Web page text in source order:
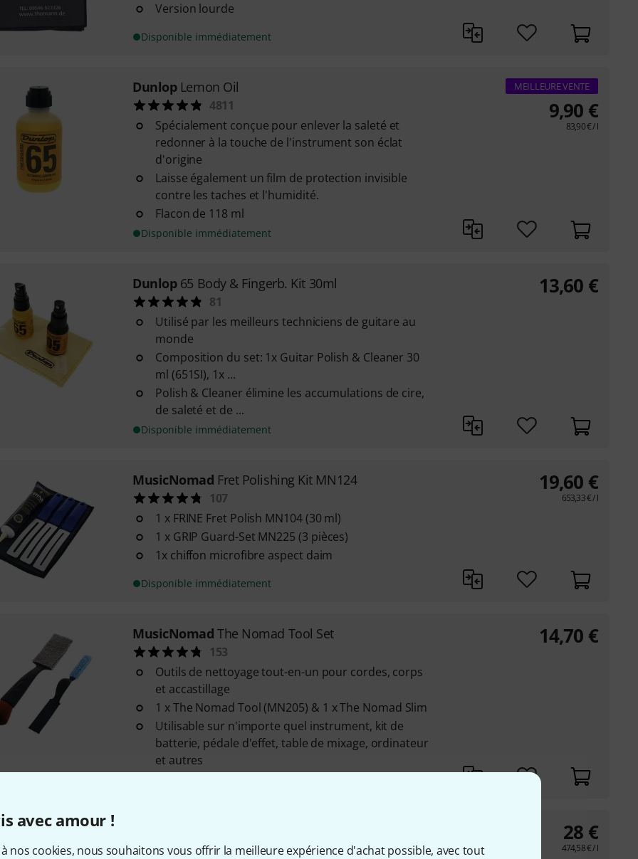
avec amour !
nos cookies, nous souhaitons vous offrir la meilleure expérience d'achat possible, avec tout
Version lourde
Disponible immédiatement
Dunlop Lemon Oil
4811
Spécialement conçue pour enlever la saleté et
redonner à la touche de l'instrument son éclat
d'origine
Laisse également un film de protection invisible
contre les taches et l'humidité.
Flacon de 118 ml
Disponible immédiatement
MEILLEURE VENTE
9,90 €
83,90€/ l
Dunlop 65 Body & Fingerb. Kit 30ml
81
Utilisé par les meilleurs techniciens de guitare au
monde
Composition du set: 1x Guitar Polish & Cleaner 30
ml (651SI), 1x ...
Polish & Cleaner élimine les accumulations de cire,
de saleté et de ...
Disponible immédiatement
13,60 €
MusicNomad Fret Polishing Kit MN124
107
1 x FRINE Fret Polish MN104 (30 ml)
1 x GRIP Guard-Set MN225 (3 pièces)
1x chiffon microfibre aspect daim
Disponible immédiatement
19,60 €
653,33€/ l
MusicNomad The Nomad Tool Set
153
Outils de nettoyage tout-en-un pour cordes, corps
et accastillage
1 x The Nomad Tool (MN205) & 1 x The Nomad Slim
Utilisable sur n'importe quel instrument, kit de
batterie, pédale d'effet, table de mixage, ordinateur
et autres
14,70 €
190
28 €
474,58€/ l